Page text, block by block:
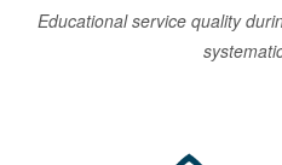
t
Educational service quality